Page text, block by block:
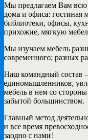
Мы предлагаем Вам
дома и офиса: гостиная
библиотеки, офисы,
прихожие, мягкую
Мы изучаем мебель
современного; разных
Наш командный состав
единомышленников,
мебель в нем со
забытой большинством.
Главный метод
и все время
заодно с нами!